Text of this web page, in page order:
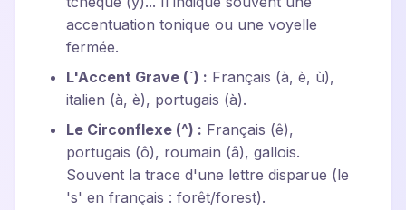
accentuation tonique ou une voyelle
fermée.
L'Accent Grave (`) : Français (à, è, ù),
italien (à, è), portugais (à).
Le Circonflexe (^) : Français (ê),
portugais (ô), roumain (â), gallois.
Souvent la trace d'une lettre disparue (le
's' en français : forêt/forest).